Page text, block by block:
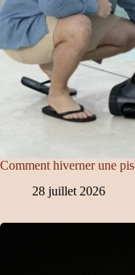
Comment hiverner une
28 juillet 2026